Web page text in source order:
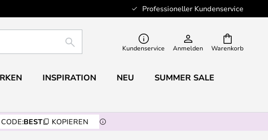
Professioneller Kundenservice
Warenkorb
SUCHE Kundenservice Anmelden
INSPIRATION NEU SUMMER SALE
CODE:BEST KOPIEREN